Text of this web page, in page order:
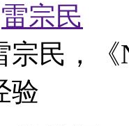
雷宗民
宗民，《
验